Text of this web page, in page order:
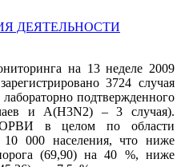
ДЕЯТЕЛЬНОСТИ
на 13 неделе 2009
3724 случая
подтвержденного
и A(H3N2) – 3 случая).
ОРВИ в целом по области
10 000 населения, что ниже
(69,90) на 40 %, ниже